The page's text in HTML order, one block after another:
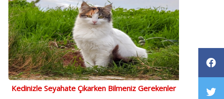
Kedinizle Seyahate Çıkarken Bilmeniz Gerekenler